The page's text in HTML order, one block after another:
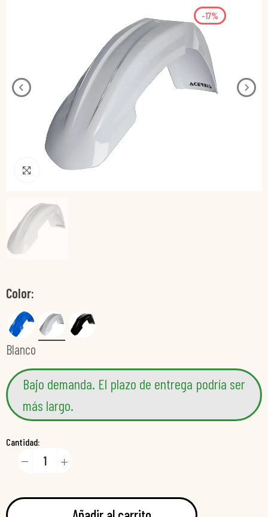
-17%
Pincha para agrandar
Color
Blanco
Bajo demanda. El plazo de entrega podría ser
más largo.
Cantidad: